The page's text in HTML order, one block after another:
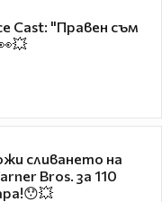
Cast: "Правен съм
сливането на
Bros. за 110